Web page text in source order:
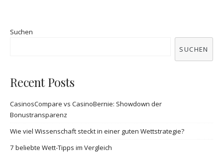
Suchen
SUCHEN
Recent Posts
CasinosCompare vs CasinoBernie: Showdown der
Bonustransparenz
Wie viel Wissenschaft steckt in einer guten Wettstrategie?
7 beliebte Wett-Tipps im Vergleich